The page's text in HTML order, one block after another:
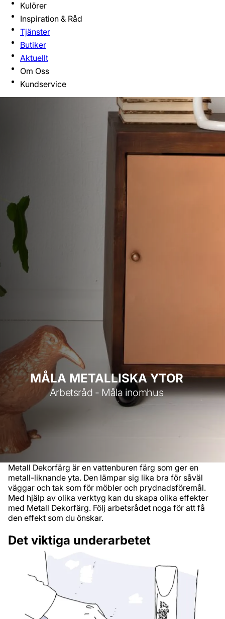
Kulörer
Inspiration & Råd
Tjänster
Butiker
Aktuellt
Om Oss
Kundservice
MÅLA METALLISKA YTOR
Arbetsråd - Måla inomhus
Metall Dekorfärg är en vattenburen färg som ger en
metall-liknande yta. Den lämpar sig lika bra för såväl
väggar och tak som för möbler och prydnadsföremål.
Med hjälp av olika verktyg kan du skapa olika effekter
med Metall Dekorfärg. Följ arbetsrådet noga för att få
den effekt som du önskar.
Det viktiga underarbetet